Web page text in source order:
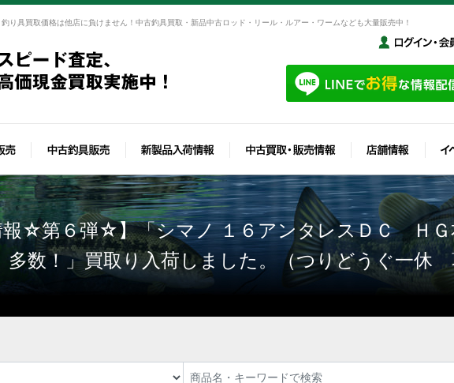
り具買取価格は他店に負けません！中古釣具買取・新品中古ロッド・リール・ルアー・ワームなども大量販売中！
報☆第６弾☆】「シマノ １６アンタレスＤＣ ＨＧ
多数！」買取り入荷しました。（つりどうぐ一休